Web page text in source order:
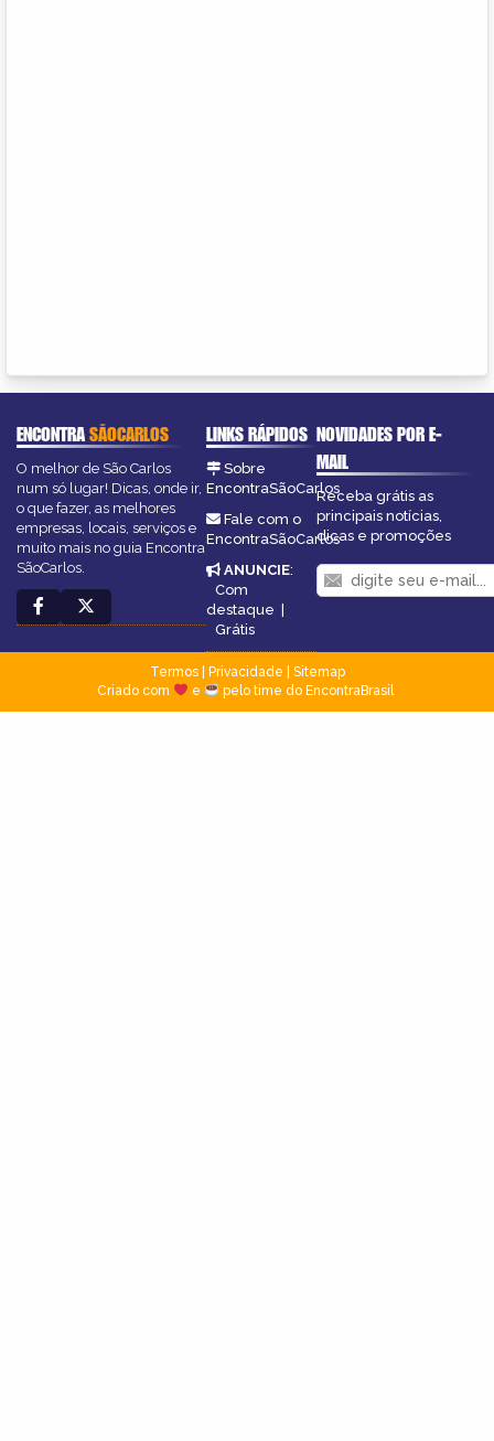
ENCONTRASÃOCARLOS
O melhor de São Carlos
num só lugar! Dicas, onde ir,
o que fazer, as melhores
empresas, locais, serviços e
muito mais no guia Encontra
SãoCarlos.
LINKS RÁPIDOS
Sobre
EncontraSãoCarlos
Fale com o
EncontraSãoCarlos
ANUNCIE:
Com
destaque |
Grátis
NOVIDADES POR E-
MAIL
Receba grátis as
principais notícias,
dicas e promoções
Termos| Privacidade
Sitemap
Criado com
e pelo time do EncontraBrasil